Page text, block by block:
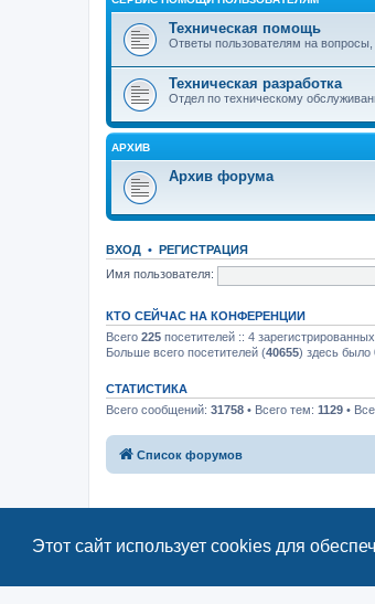
Этот сайт использует cookies для
Техническая помощь
Ответы пользователям на вопросы,
Техническая разработка
Отдел по техническому
АРХИВ
Архив форума
ВХОД • РЕГИСТРАЦИЯ
Имя пользователя:
КТО СЕЙЧАС НА КОНФЕРЕНЦИИ
Всего 225 посетителей :: 4
Больше всего посетителей (40655) здесь было
СТАТИСТИКА
Всего сообщений: 31758 • Всего тем: 1129 •
Список форумов